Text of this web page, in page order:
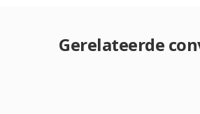
Gerelateerde